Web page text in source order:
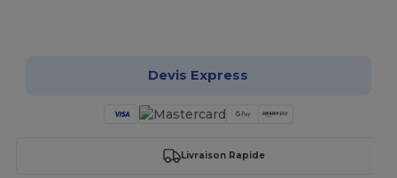
Devis Express
Livraison Rapide